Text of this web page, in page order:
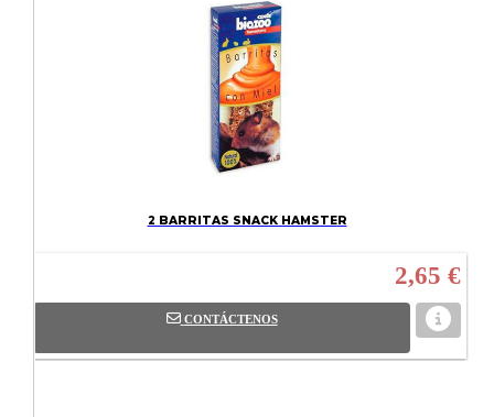
2 BARRITAS SNACK HAMSTER
2,65 €
CONTÁCTENOS